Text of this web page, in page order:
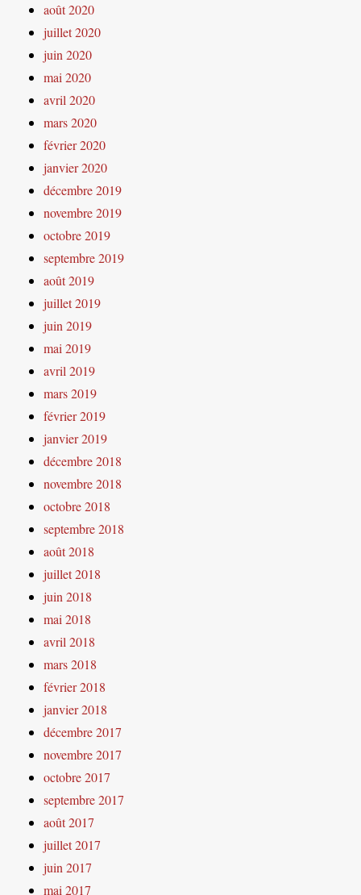
août 2020
juillet 2020
juin 2020
mai 2020
avril 2020
mars 2020
février 2020
janvier 2020
décembre 2019
novembre 2019
octobre 2019
septembre 2019
août 2019
juillet 2019
juin 2019
mai 2019
avril 2019
mars 2019
février 2019
janvier 2019
décembre 2018
novembre 2018
octobre 2018
septembre 2018
août 2018
juillet 2018
juin 2018
mai 2018
avril 2018
mars 2018
février 2018
janvier 2018
décembre 2017
novembre 2017
octobre 2017
septembre 2017
août 2017
juillet 2017
juin 2017
mai 2017